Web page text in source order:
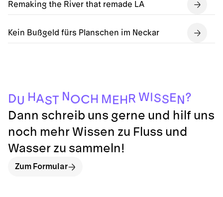
Remaking the River that remade LA
Kein Bußgeld fürs Planschen im Neckar
DU HAST NOC H M EH R WISSEN?
Dann schreib uns gerne und hilf uns
noch mehr Wissen zu Fluss und
Wasser zu sammeln!
Zum Formular